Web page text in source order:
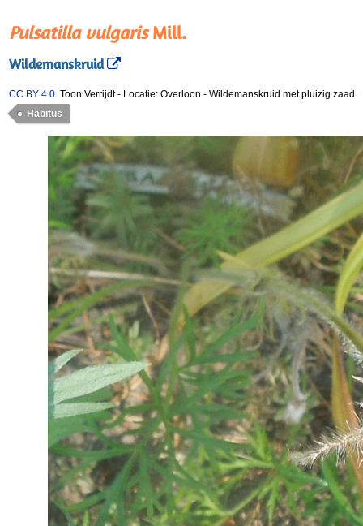
Pulsatilla vulgarisMill.
Wildemanskruid
CC BY 4.0 Toon Verrijdt- Locatie: Overloon - Wildemanskruid met pluizig zaad.
Habitus